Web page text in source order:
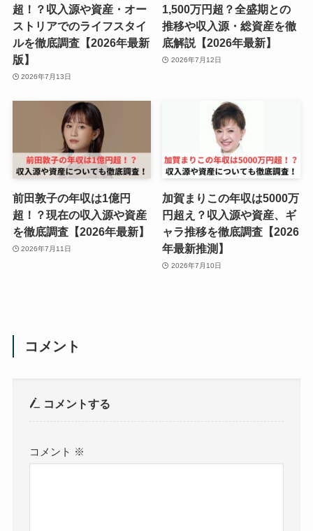
超！？収入源や資産・オー
ストリアでのライフスタイ
ルを徹底調査【2026年最新
版】
2026年7月13日
1,500万円超？全盛期との
推移や収入源・総資産を徹
底解説【2026年最新】
2026年7月12日
前田敦子の年収は1億円
超！？現在の収入源や資産
を徹底調査【2026年最新】
2026年7月11日
加賀まりこの年収は5000万
円超え？収入源や資産、ギ
ャラ推移を徹底調査【2026
年最新推測】
2026年7月10日
コメント
コメントする
コメント ※